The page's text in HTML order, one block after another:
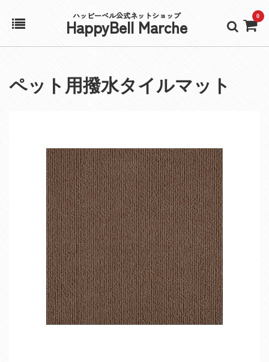
ハッピーベル公式ネットショップ
HappyBell Marche 0
アカウント
ペット用撥水タイルマット